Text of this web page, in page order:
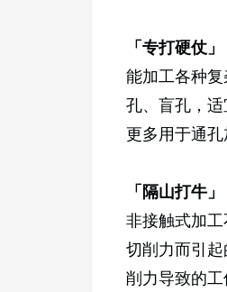
「专打硬仗
能加工各种
孔、盲孔，
更多用于通
「隔山打牛
非接触式加
切削力而引
削力导致的